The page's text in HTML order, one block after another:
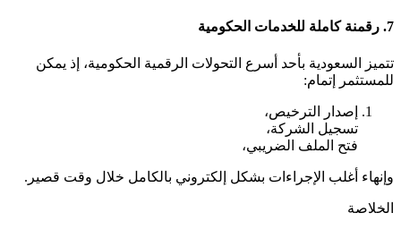
7. رقمنة كاملة للخدمات الحكومية
تتميز السعودية بأحد أسرع التحولات الرقمية الحكومية، إذ يمكن
للمستثمر إتمام:
إصدار الترخيص،
تسجيل الشركة،
فتح الملف الضريبي،
وإنهاء أغلب الإجراءات بشكل إلكتروني بالكامل خلال وقت قصير.
الخلاصة